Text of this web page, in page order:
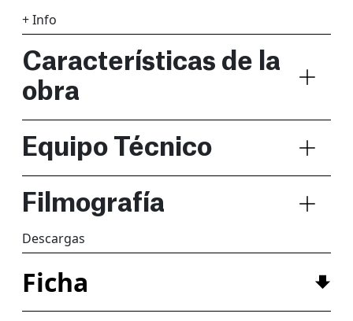
+ Info
Características de la
obra
Equipo Técnico
Filmografía
Descargas
Ficha